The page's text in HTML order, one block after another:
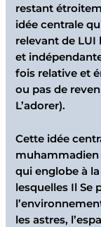
restant
idée centrale
relevant de LUI
et
fois relative et
ou pas de
L’adorer).
Cette idée
qui englobe à
lesquelles Il Se
les astres,